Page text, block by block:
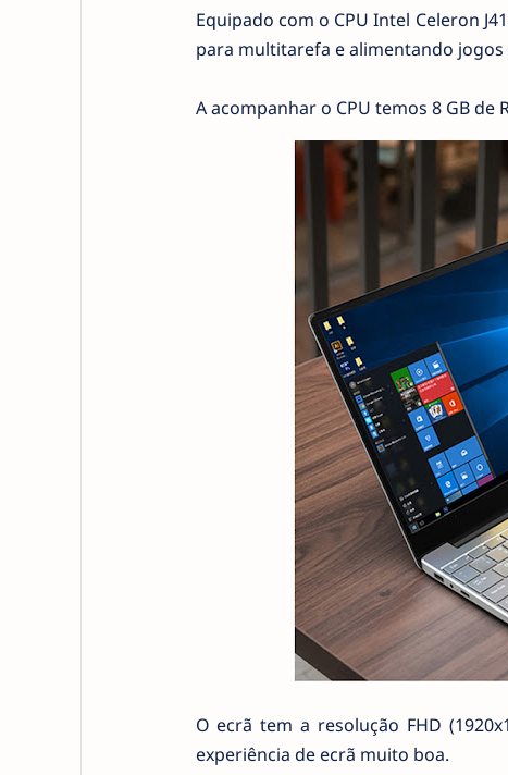
Equipado com o CPU Intel Celeron
para multitarefa e alimentando jogos
A acompanhar o CPU temos 8 GB de
O ecrã tem a resolução FHD
experiência de ecrã muito boa.